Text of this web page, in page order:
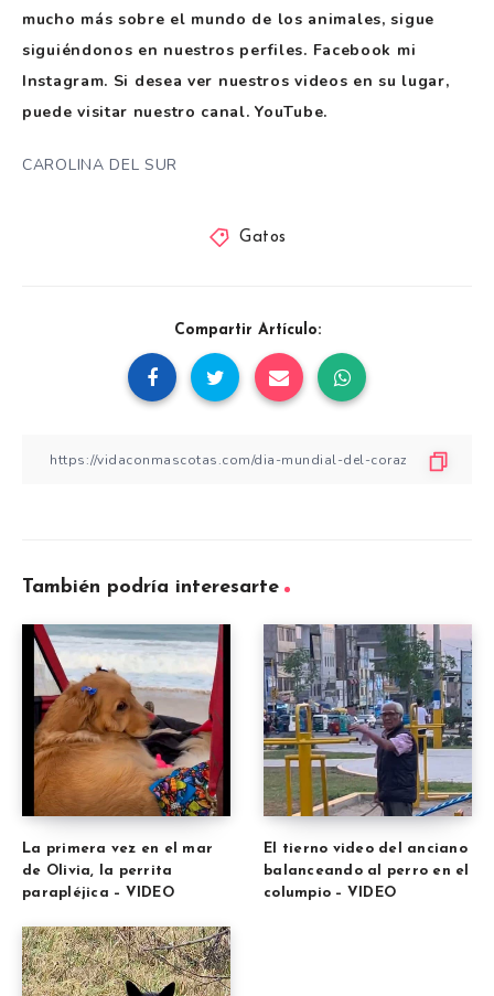
mucho más sobre el mundo de los animales, sigue
siguiéndonos en nuestros perfiles. Facebook mi
Instagram. Si desea ver nuestros videos en su lugar,
puede visitar nuestro canal.YouTube.
CAROLINA DEL SUR
Gatos
Compartir Artículo:
También podría interesarte
La primera vez en el mar
de Olivia, la perrita
parapléjica – VIDEO
El tierno video del anciano
balanceando al perro en el
columpio – VIDEO